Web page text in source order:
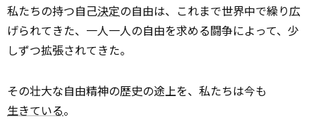
私たちの持つ自己決定の自由は、これまで世界中で繰り広
げられてきた、一人一人の自由を求める闘争によって、少
しずつ拡張されてきた。
その壮大な自由精神の歴史の途上を、私たちは今も
生きている。